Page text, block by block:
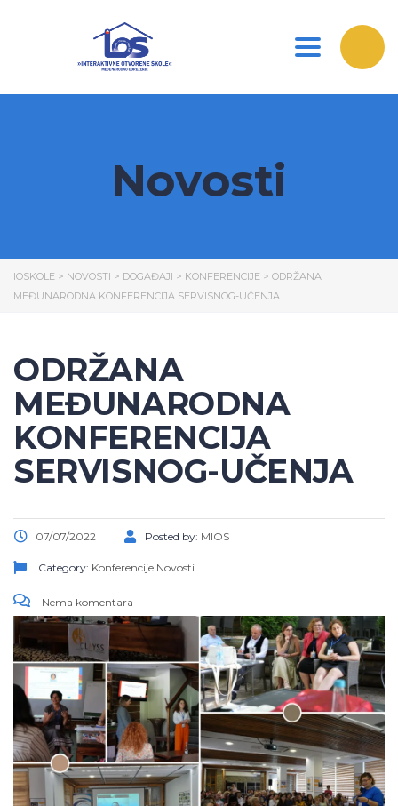
Toggle
Novosti
IOSKOLE > NOVOSTI > DOGAĐAJI > KONFERENCIJE > ODRŽANA
MEĐUNARODNA KONFERENCIJA SERVISNOG-UČENJA
ODRŽANA
MEĐUNARODNA
KONFERENCIJA
SERVISNOG-UČENJA
07/07/2022 Posted by: MIOS
Category: Konferencije Novosti
Nema komentara